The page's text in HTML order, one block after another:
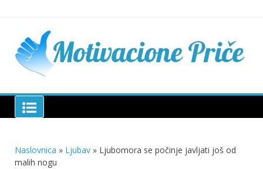
Motivacione Priče
Naslovnica » Ljubav » Ljubomora se počinje javljati još od
malih nogu